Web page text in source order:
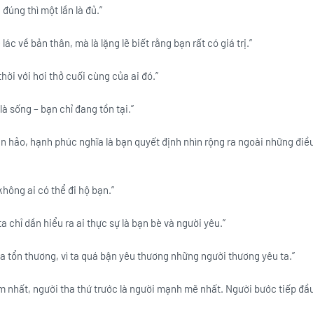
thì một lần là đủ.”
về bản thân, mà là lặng lẽ biết rằng bạn rất có giá trị.”
với hơi thở cuối cùng của ai đó.”
sống – bạn chỉ đang tồn tại.”
hảo, hạnh phúc nghĩa là bạn quyết định nhìn rộng ra ngoài những
ai có thể đi hộ bạn.”
chỉ dần hiểu ra ai thực sự là bạn bè và người yêu.”
tổn thương, vì ta quá bận yêu thương những người thương yêu ta.”
nhất, người tha thứ trước là người mạnh mẽ nhất. Người bước tiếp